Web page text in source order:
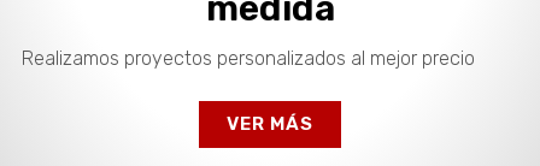
Todo lo que necesitas para la nivelación de terrenos
MÁS INFORMACIÓN